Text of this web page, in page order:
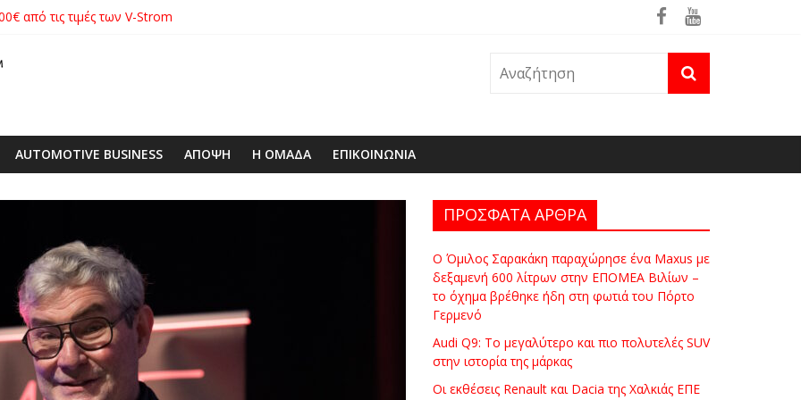
από τις τιμές των V-Strom
SUV στην ιστορία της μάρκας
ΕΠΕ αποκτούν νέα εταιρική ταυτότητα
ειδική επετειακή τιμή
AUTOMOTIVE BUSINESS ΑΠΟΨΗ Η ΟΜΑΔΑ ΕΠΙΚΟΙΝΩΝΙΑ
ΠΡΟΣΦΑΤΑ ΑΡΘΡΑ
Ο Όμιλος Σαρακάκη παραχώρησε ένα Maxus με
δεξαμενή 600 λίτρων στην ΕΠΟΜΕΑ Βιλίων –
το όχημα βρέθηκε ήδη στη φωτιά του Πόρτο
Γερμενό
Audi Q9: Το μεγαλύτερο και πιο πολυτελές SUV
στην ιστορία της μάρκας
Οι εκθέσεις Renault και Dacia της Χαλκιάς ΕΠΕ